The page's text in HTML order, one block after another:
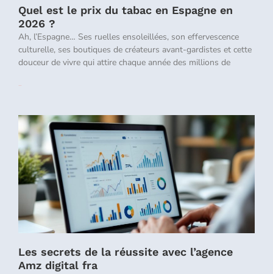
Quel est le prix du tabac en Espagne en
2026 ?
Ah, l’Espagne… Ses ruelles ensoleillées, son effervescence
culturelle, ses boutiques de créateurs avant-gardistes et cette
douceur de vivre qui attire chaque année des millions de
Les secrets de la réussite avec l’agence
Amz digital fra